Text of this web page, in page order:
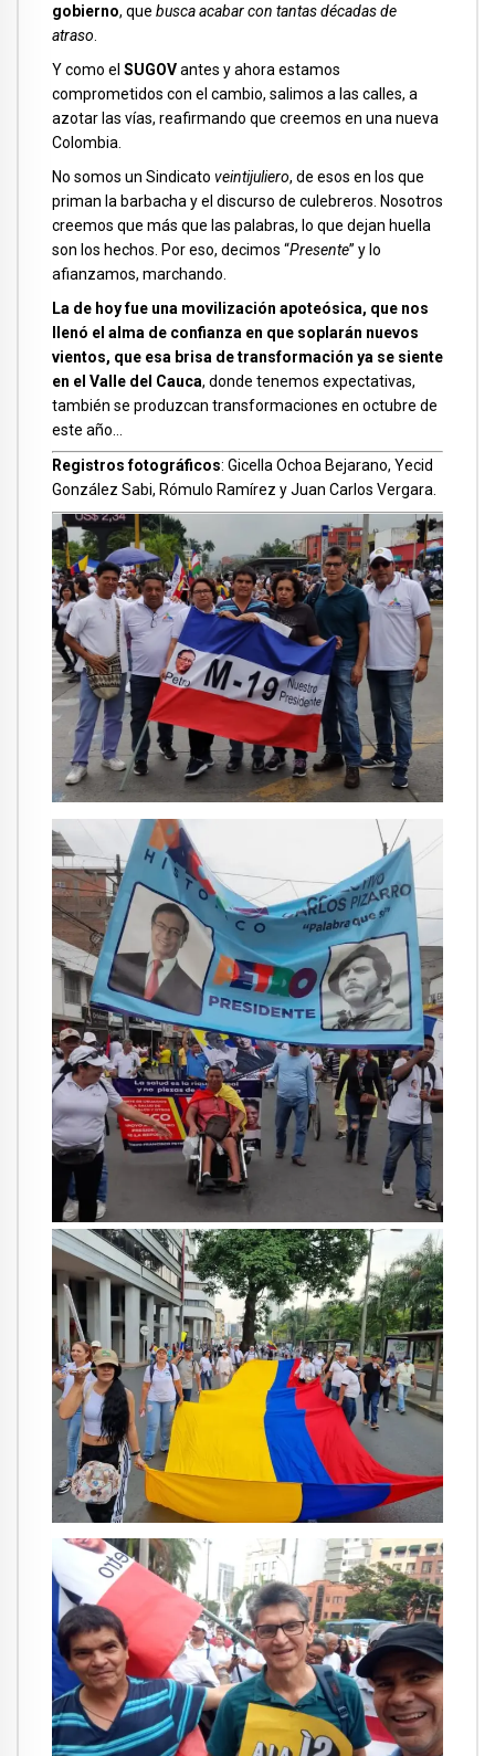
gobierno, que busca acabar con tantas décadas de
atraso.
Y como el SUGOVantes y ahora estamos
comprometidos con el cambio, salimos a las calles, a
azotar las vías, reafirmando que creemos en una nueva
Colombia.
No somos un Sindicato veintijuliero, de esos en los que
priman la barbacha y el discurso de culebreros. Nosotros
creemos que más que las palabras, lo que dejan huella
son los hechos. Por eso, decimos “Presente” y lo
afianzamos, marchando.
La de hoy fue una movilización apoteósica, que nos
llenó el alma de confianza en que soplarán nuevos
vientos, que esa brisa de transformación ya se siente
en el Valle del Cauca, donde tenemos expectativas,
también se produzcan transformaciones en octubre de
este año…
Registros fotográficos: Gicella Ochoa Bejarano, Yecid
González Sabi, Rómulo Ramírez y Juan Carlos Vergara.